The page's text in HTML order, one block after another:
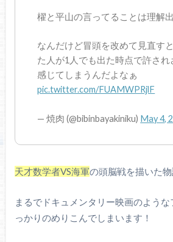
櫂と平山の言ってることは理解
なんだけど冒頭を改めて見直す
た人が1人でも出た時点で許され
感じてしまうんだよなぁ
pic.twitter.com/FUAMWPRjlF
— 焼肉 (@bibinbayakiniku) May 4,
天才数学者VS海軍の頭脳戦を描いた物
まるでドキュメンタリー映画のよう
っかりのめりこんでしまいます！